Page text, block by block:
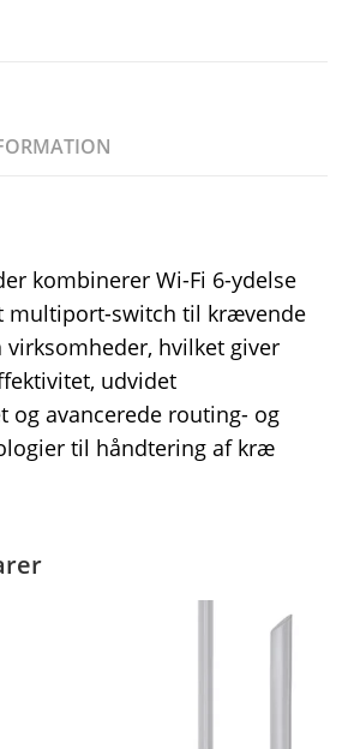
kombinerer Wi-Fi 6-ydelse
multiport-switch til krævende
virksomheder, hvilket giver
udvidet
og avancerede routing- og
til håndtering af kræ